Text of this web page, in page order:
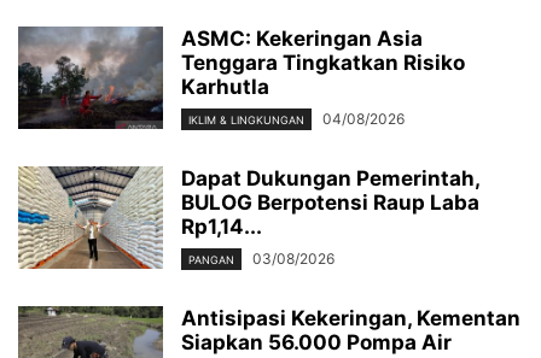
ASMC: Kekeringan Asia
Tenggara Tingkatkan Risiko
Karhutla
IKLIM & LINGKUNGAN 04/08/2026
Dapat Dukungan Pemerintah,
BULOG Berpotensi Raup Laba
Rp1,14...
PANGAN 03/08/2026
Antisipasi Kekeringan, Kementan
Siapkan 56.000 Pompa Air